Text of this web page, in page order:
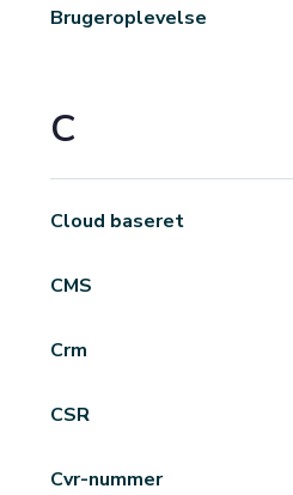
Brugeroplevelse
C
Cloud baseret
CMS
Crm
CSR
Cvr-nummer